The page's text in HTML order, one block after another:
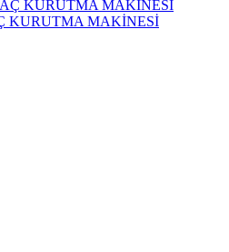
KURUTMA MAKİNESİ